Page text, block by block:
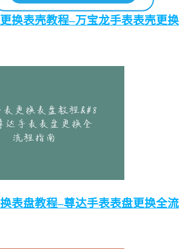
换表壳教程–万宝龙手表表壳更换
表盘教程–尊达手表表盘更换全流